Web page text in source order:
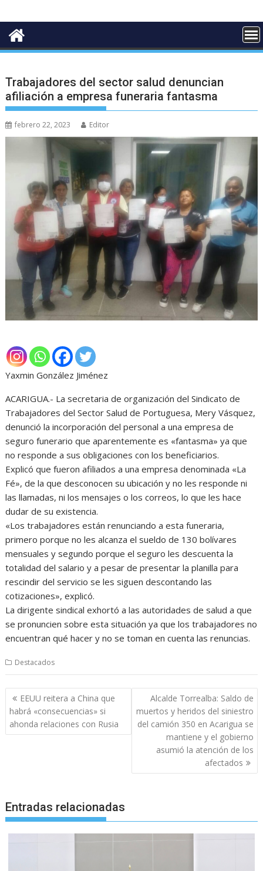
Trabajadores del sector salud denuncian
afiliación a empresa funeraria fantasma
febrero 22, 2023 Editor
Yaxmin González Jiménez
ACARIGUA.- La secretaria de organización del Sindicato de
Trabajadores del Sector Salud de Portuguesa, Mery Vásquez,
denunció la incorporación del personal a una empresa de
seguro funerario que aparentemente es «fantasma» ya que
no responde a sus obligaciones con los beneficiarios.
Explicó que fueron afiliados a una empresa denominada «La
Fé», de la que desconocen su ubicación y no les responde ni
las llamadas, ni los mensajes o los correos, lo que les hace
dudar de su existencia.
«Los trabajadores están renunciando a esta funeraria,
primero porque no les alcanza el sueldo de 130 bolívares
mensuales y segundo porque el seguro les descuenta la
totalidad del salario y a pesar de presentar la planilla para
rescindir del servicio se les siguen descontando las
cotizaciones», explicó.
La dirigente sindical exhortó a las autoridades de salud a que
se pronuncien sobre esta situación ya que los trabajadores no
encuentran qué hacer y no se toman en cuenta las renuncias.
Destacados
Navegación
de
entradas
EEUU reitera a China que
habrá «consecuencias» si
ahonda relaciones con Rusia
Alcalde Torrealba: Saldo de
muertos y heridos del siniestro
del camión 350 en Acarigua se
mantiene y el gobierno
asumió la atención de los
afectados
Entradas relacionadas